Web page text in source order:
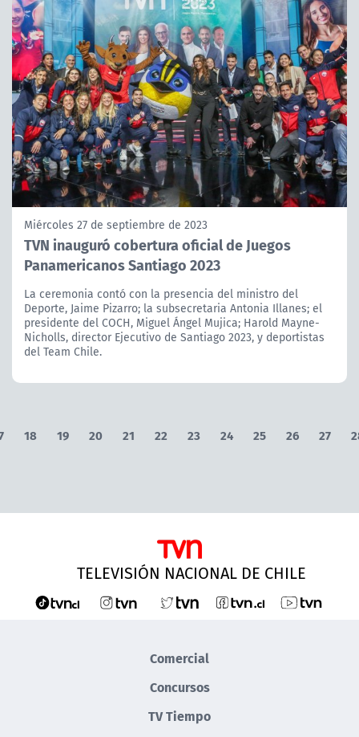
Miércoles 27 de septiembre de 2023
TVN inauguró cobertura oficial de Juegos
Panamericanos Santiago 2023
La ceremonia contó con la presencia del ministro del
Deporte, Jaime Pizarro; la subsecretaria Antonia Illanes; el
presidente del COCH, Miguel Ángel Mujica; Harold Mayne-
Nicholls, director Ejecutivo de Santiago 2023, y deportistas
del Team Chile.
18 19 20 21 22 23 24 25 26 27
TELEVISIÓN NACIONAL DE CHILE
Comercial
Concursos
TV Tiempo